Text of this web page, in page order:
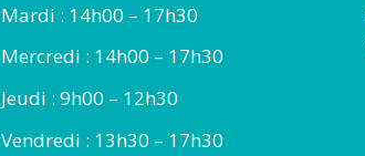
Mardi : 14h00 – 17h30
Mercredi : 14h00 – 17h30
Jeudi : 9h00 – 12h30
Vendredi : 13h30 – 17h30